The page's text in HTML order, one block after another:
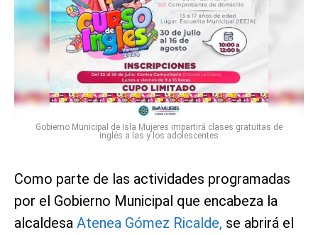
Gobierno Municipal de Isla Mujeres impartirá clases gratuitas de
inglés a las y los adolescentes
Como parte de las actividades programadas
por el Gobierno Municipal que encabeza la
alcaldesa Atenea Gómez Ricalde, se abrirá el